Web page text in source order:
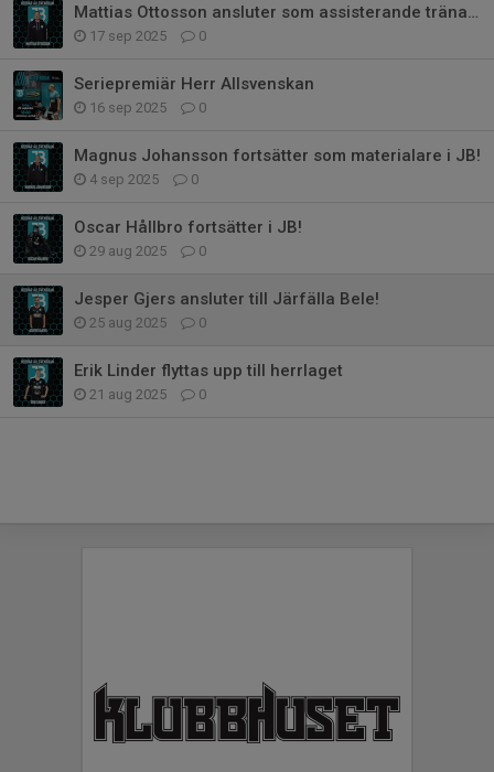
Mattias Ottosson ansluter som assisterande tränare! 🩵🖤
17 sep 2025 0
Seriepremiär Herr Allsvenskan
16 sep 2025 0
Magnus Johansson fortsätter som materialare i JB!
4 sep 2025 0
Oscar Hållbro fortsätter i JB!
29 aug 2025 0
Jesper Gjers ansluter till Järfälla Bele!
25 aug 2025 0
Erik Linder flyttas upp till herrlaget
21 aug 2025 0